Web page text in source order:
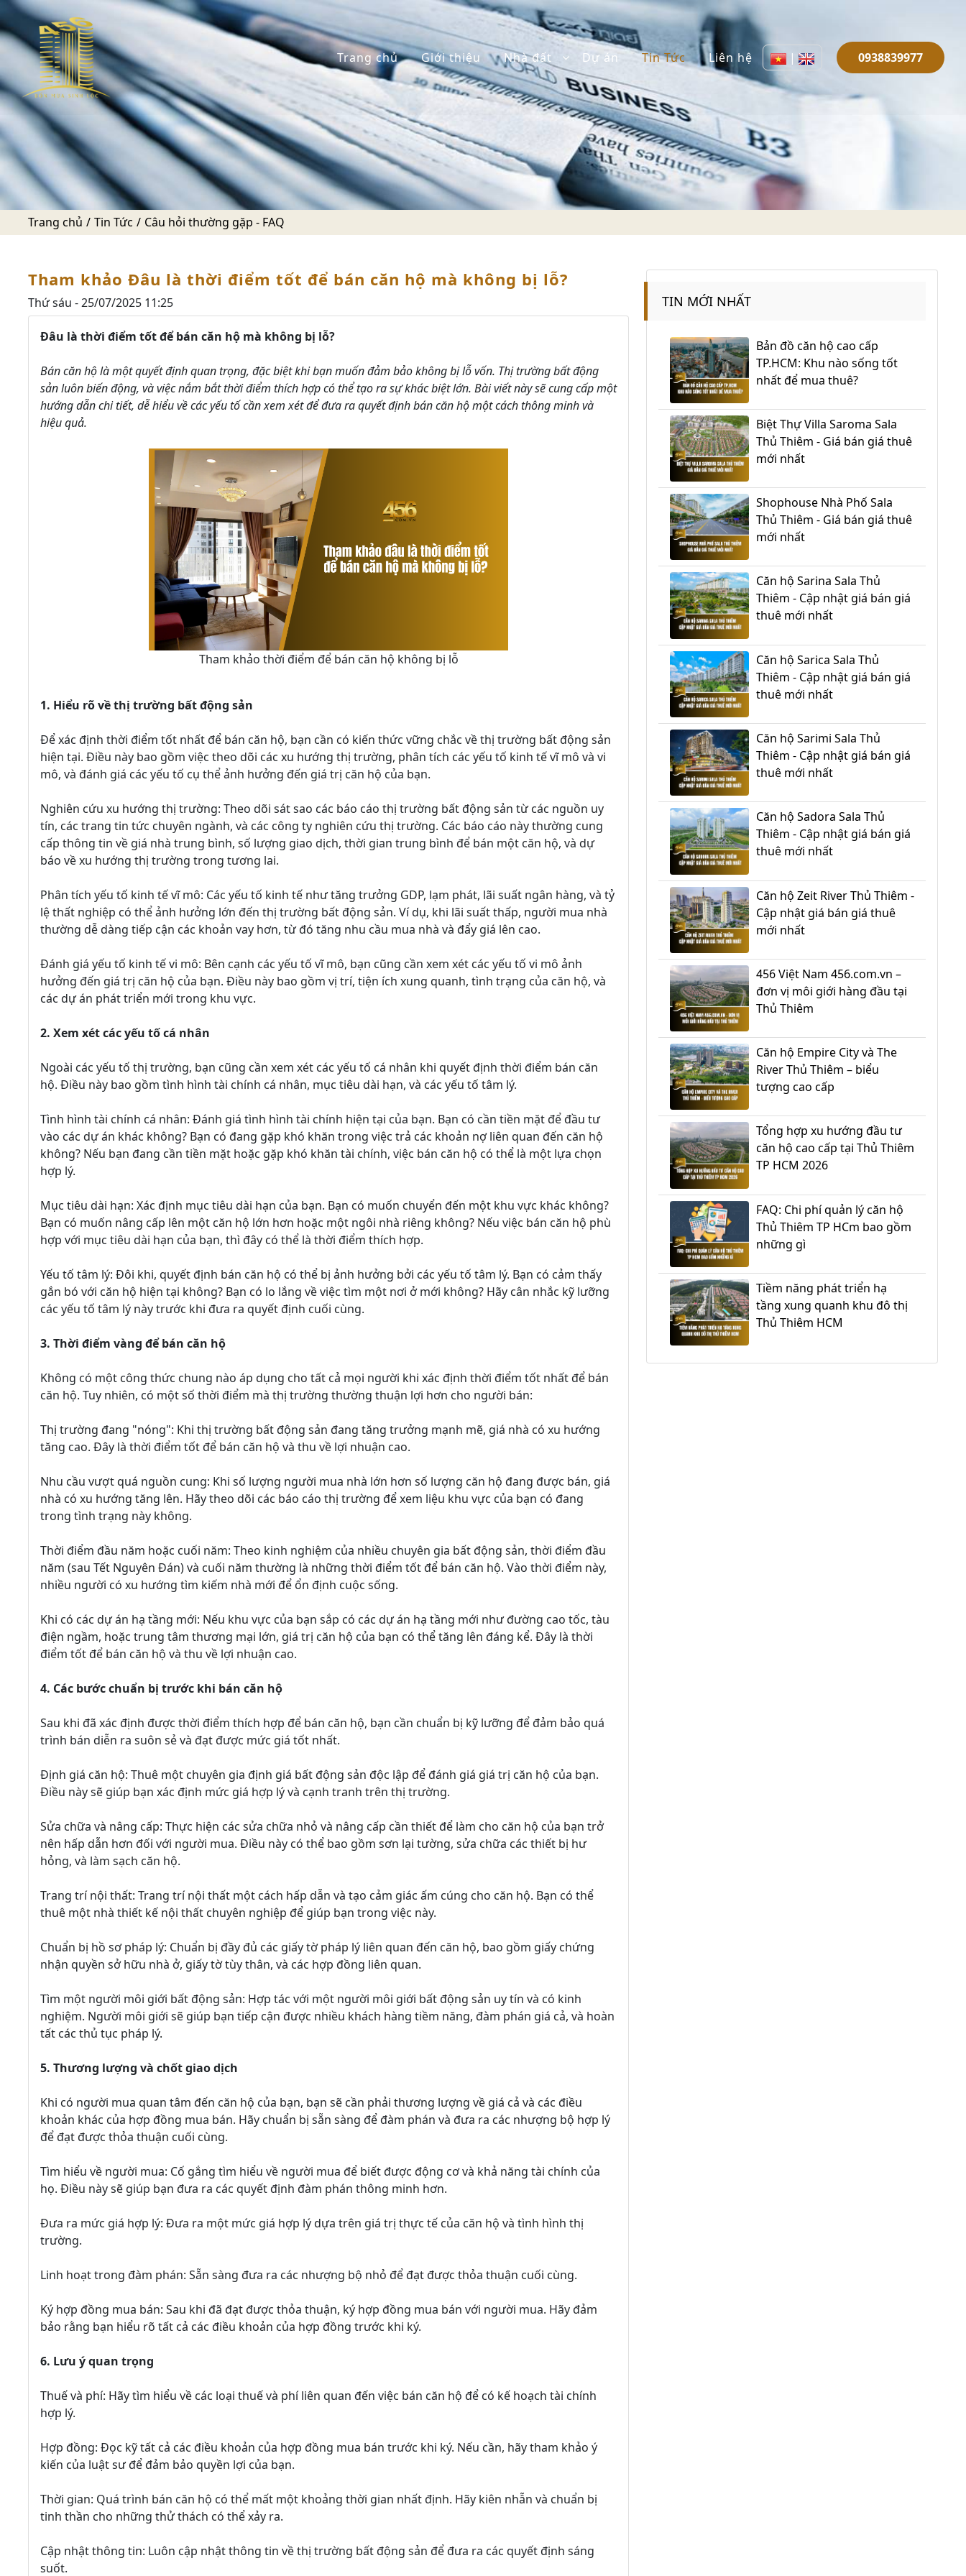
Trang chủ Giới thiệu Nhà đất Dự án Tin Tức Liên hệ | 0938839977
Trang chủ Tin Tức Câu hỏi thường gặp - FAQ
Tham khảo Đâu là thời điểm tốt để bán căn hộ mà không bị lỗ?
Thứ sáu - 25/07/2025 11:25
Đâu là thời điểm tốt để bán căn hộ mà không bị lỗ?
Bán căn hộ là một quyết định quan trọng, đặc biệt khi bạn muốn đảm bảo không bị lỗ vốn. Thị trường bất động
sản luôn biến động, và việc nắm bắt thời điểm thích hợp có thể tạo ra sự khác biệt lớn. Bài viết này sẽ cung cấp một
hướng dẫn chi tiết, dễ hiểu về các yếu tố cần xem xét để đưa ra quyết định bán căn hộ một cách thông minh và
hiệu quả.
Tham khảo thời điểm để bán căn hộ không bị lỗ
1. Hiểu rõ về thị trường bất động sản
Để xác định thời điểm tốt nhất để bán căn hộ, bạn cần có kiến thức vững chắc về thị trường bất động sản
hiện tại. Điều này bao gồm việc theo dõi các xu hướng thị trường, phân tích các yếu tố kinh tế vĩ mô và vi
mô, và đánh giá các yếu tố cụ thể ảnh hưởng đến giá trị căn hộ của bạn.
Nghiên cứu xu hướng thị trường: Theo dõi sát sao các báo cáo thị trường bất động sản từ các nguồn uy
tín, các trang tin tức chuyên ngành, và các công ty nghiên cứu thị trường. Các báo cáo này thường cung
cấp thông tin về giá nhà trung bình, số lượng giao dịch, thời gian trung bình để bán một căn hộ, và dự
báo về xu hướng thị trường trong tương lai.
Phân tích yếu tố kinh tế vĩ mô: Các yếu tố kinh tế như tăng trưởng GDP, lạm phát, lãi suất ngân hàng, và tỷ
lệ thất nghiệp có thể ảnh hưởng lớn đến thị trường bất động sản. Ví dụ, khi lãi suất thấp, người mua nhà
thường dễ dàng tiếp cận các khoản vay hơn, từ đó tăng nhu cầu mua nhà và đẩy giá lên cao.
Đánh giá yếu tố kinh tế vi mô: Bên cạnh các yếu tố vĩ mô, bạn cũng cần xem xét các yếu tố vi mô ảnh
hưởng đến giá trị căn hộ của bạn. Điều này bao gồm vị trí, tiện ích xung quanh, tình trạng của căn hộ, và
các dự án phát triển mới trong khu vực.
2. Xem xét các yếu tố cá nhân
Ngoài các yếu tố thị trường, bạn cũng cần xem xét các yếu tố cá nhân khi quyết định thời điểm bán căn
hộ. Điều này bao gồm tình hình tài chính cá nhân, mục tiêu dài hạn, và các yếu tố tâm lý.
Tình hình tài chính cá nhân: Đánh giá tình hình tài chính hiện tại của bạn. Bạn có cần tiền mặt để đầu tư
vào các dự án khác không? Bạn có đang gặp khó khăn trong việc trả các khoản nợ liên quan đến căn hộ
không? Nếu bạn đang cần tiền mặt hoặc gặp khó khăn tài chính, việc bán căn hộ có thể là một lựa chọn
hợp lý.
Mục tiêu dài hạn: Xác định mục tiêu dài hạn của bạn. Bạn có muốn chuyển đến một khu vực khác không?
Bạn có muốn nâng cấp lên một căn hộ lớn hơn hoặc một ngôi nhà riêng không? Nếu việc bán căn hộ phù
hợp với mục tiêu dài hạn của bạn, thì đây có thể là thời điểm thích hợp.
Yếu tố tâm lý: Đôi khi, quyết định bán căn hộ có thể bị ảnh hưởng bởi các yếu tố tâm lý. Bạn có cảm thấy
gắn bó với căn hộ hiện tại không? Bạn có lo lắng về việc tìm một nơi ở mới không? Hãy cân nhắc kỹ lưỡng
các yếu tố tâm lý này trước khi đưa ra quyết định cuối cùng.
3. Thời điểm vàng để bán căn hộ
Không có một công thức chung nào áp dụng cho tất cả mọi người khi xác định thời điểm tốt nhất để bán
căn hộ. Tuy nhiên, có một số thời điểm mà thị trường thường thuận lợi hơn cho người bán:
Thị trường đang "nóng": Khi thị trường bất động sản đang tăng trưởng mạnh mẽ, giá nhà có xu hướng
tăng cao. Đây là thời điểm tốt để bán căn hộ và thu về lợi nhuận cao.
Nhu cầu vượt quá nguồn cung: Khi số lượng người mua nhà lớn hơn số lượng căn hộ đang được bán, giá
nhà có xu hướng tăng lên. Hãy theo dõi các báo cáo thị trường để xem liệu khu vực của bạn có đang
trong tình trạng này không.
Thời điểm đầu năm hoặc cuối năm: Theo kinh nghiệm của nhiều chuyên gia bất động sản, thời điểm đầu
năm (sau Tết Nguyên Đán) và cuối năm thường là những thời điểm tốt để bán căn hộ. Vào thời điểm này,
nhiều người có xu hướng tìm kiếm nhà mới để ổn định cuộc sống.
Khi có các dự án hạ tầng mới: Nếu khu vực của bạn sắp có các dự án hạ tầng mới như đường cao tốc, tàu
điện ngầm, hoặc trung tâm thương mại lớn, giá trị căn hộ của bạn có thể tăng lên đáng kể. Đây là thời
điểm tốt để bán căn hộ và thu về lợi nhuận cao.
4. Các bước chuẩn bị trước khi bán căn hộ
Sau khi đã xác định được thời điểm thích hợp để bán căn hộ, bạn cần chuẩn bị kỹ lưỡng để đảm bảo quá
trình bán diễn ra suôn sẻ và đạt được mức giá tốt nhất.
Định giá căn hộ: Thuê một chuyên gia định giá bất động sản độc lập để đánh giá giá trị căn hộ của bạn.
Điều này sẽ giúp bạn xác định mức giá hợp lý và cạnh tranh trên thị trường.
Sửa chữa và nâng cấp: Thực hiện các sửa chữa nhỏ và nâng cấp cần thiết để làm cho căn hộ của bạn trở
nên hấp dẫn hơn đối với người mua. Điều này có thể bao gồm sơn lại tường, sửa chữa các thiết bị hư
hỏng, và làm sạch căn hộ.
Trang trí nội thất: Trang trí nội thất một cách hấp dẫn và tạo cảm giác ấm cúng cho căn hộ. Bạn có thể
thuê một nhà thiết kế nội thất chuyên nghiệp để giúp bạn trong việc này.
Chuẩn bị hồ sơ pháp lý: Chuẩn bị đầy đủ các giấy tờ pháp lý liên quan đến căn hộ, bao gồm giấy chứng
nhận quyền sở hữu nhà ở, giấy tờ tùy thân, và các hợp đồng liên quan.
Tìm một người môi giới bất động sản: Hợp tác với một người môi giới bất động sản uy tín và có kinh
nghiệm. Người môi giới sẽ giúp bạn tiếp cận được nhiều khách hàng tiềm năng, đàm phán giá cả, và hoàn
tất các thủ tục pháp lý.
5. Thương lượng và chốt giao dịch
Khi có người mua quan tâm đến căn hộ của bạn, bạn sẽ cần phải thương lượng về giá cả và các điều
khoản khác của hợp đồng mua bán. Hãy chuẩn bị sẵn sàng để đàm phán và đưa ra các nhượng bộ hợp lý
để đạt được thỏa thuận cuối cùng.
Tìm hiểu về người mua: Cố gắng tìm hiểu về người mua để biết được động cơ và khả năng tài chính của
họ. Điều này sẽ giúp bạn đưa ra các quyết định đàm phán thông minh hơn.
Đưa ra mức giá hợp lý: Đưa ra một mức giá hợp lý dựa trên giá trị thực tế của căn hộ và tình hình thị
trường.
Linh hoạt trong đàm phán: Sẵn sàng đưa ra các nhượng bộ nhỏ để đạt được thỏa thuận cuối cùng.
Ký hợp đồng mua bán: Sau khi đã đạt được thỏa thuận, ký hợp đồng mua bán với người mua. Hãy đảm
bảo rằng bạn hiểu rõ tất cả các điều khoản của hợp đồng trước khi ký.
6. Lưu ý quan trọng
Thuế và phí: Hãy tìm hiểu về các loại thuế và phí liên quan đến việc bán căn hộ để có kế hoạch tài chính
hợp lý.
Hợp đồng: Đọc kỹ tất cả các điều khoản của hợp đồng mua bán trước khi ký. Nếu cần, hãy tham khảo ý
kiến của luật sư để đảm bảo quyền lợi của bạn.
Thời gian: Quá trình bán căn hộ có thể mất một khoảng thời gian nhất định. Hãy kiên nhẫn và chuẩn bị
tinh thần cho những thử thách có thể xảy ra.
Cập nhật thông tin: Luôn cập nhật thông tin về thị trường bất động sản để đưa ra các quyết định sáng
suốt.
TIN MỚI NHẤT
Bản đồ căn hộ cao cấp
TP.HCM: Khu nào sống tốt
nhất để mua thuê?
Biệt Thự Villa Saroma Sala
Thủ Thiêm - Giá bán giá thuê
mới nhất
Shophouse Nhà Phố Sala
Thủ Thiêm - Giá bán giá thuê
mới nhất
Căn hộ Sarina Sala Thủ
Thiêm - Cập nhật giá bán giá
thuê mới nhất
Căn hộ Sarica Sala Thủ
Thiêm - Cập nhật giá bán giá
thuê mới nhất
Căn hộ Sarimi Sala Thủ
Thiêm - Cập nhật giá bán giá
thuê mới nhất
Căn hộ Sadora Sala Thủ
Thiêm - Cập nhật giá bán giá
thuê mới nhất
Căn hộ Zeit River Thủ Thiêm -
Cập nhật giá bán giá thuê
mới nhất
456 Việt Nam 456.com.vn –
đơn vị môi giới hàng đầu tại
Thủ Thiêm
Căn hộ Empire City và The
River Thủ Thiêm – biểu
tượng cao cấp
Tổng hợp xu hướng đầu tư
căn hộ cao cấp tại Thủ Thiêm
TP HCM 2026
FAQ: Chi phí quản lý căn hộ
Thủ Thiêm TP HCm bao gồm
những gì
Tiềm năng phát triển hạ
tầng xung quanh khu đô thị
Thủ Thiêm HCM